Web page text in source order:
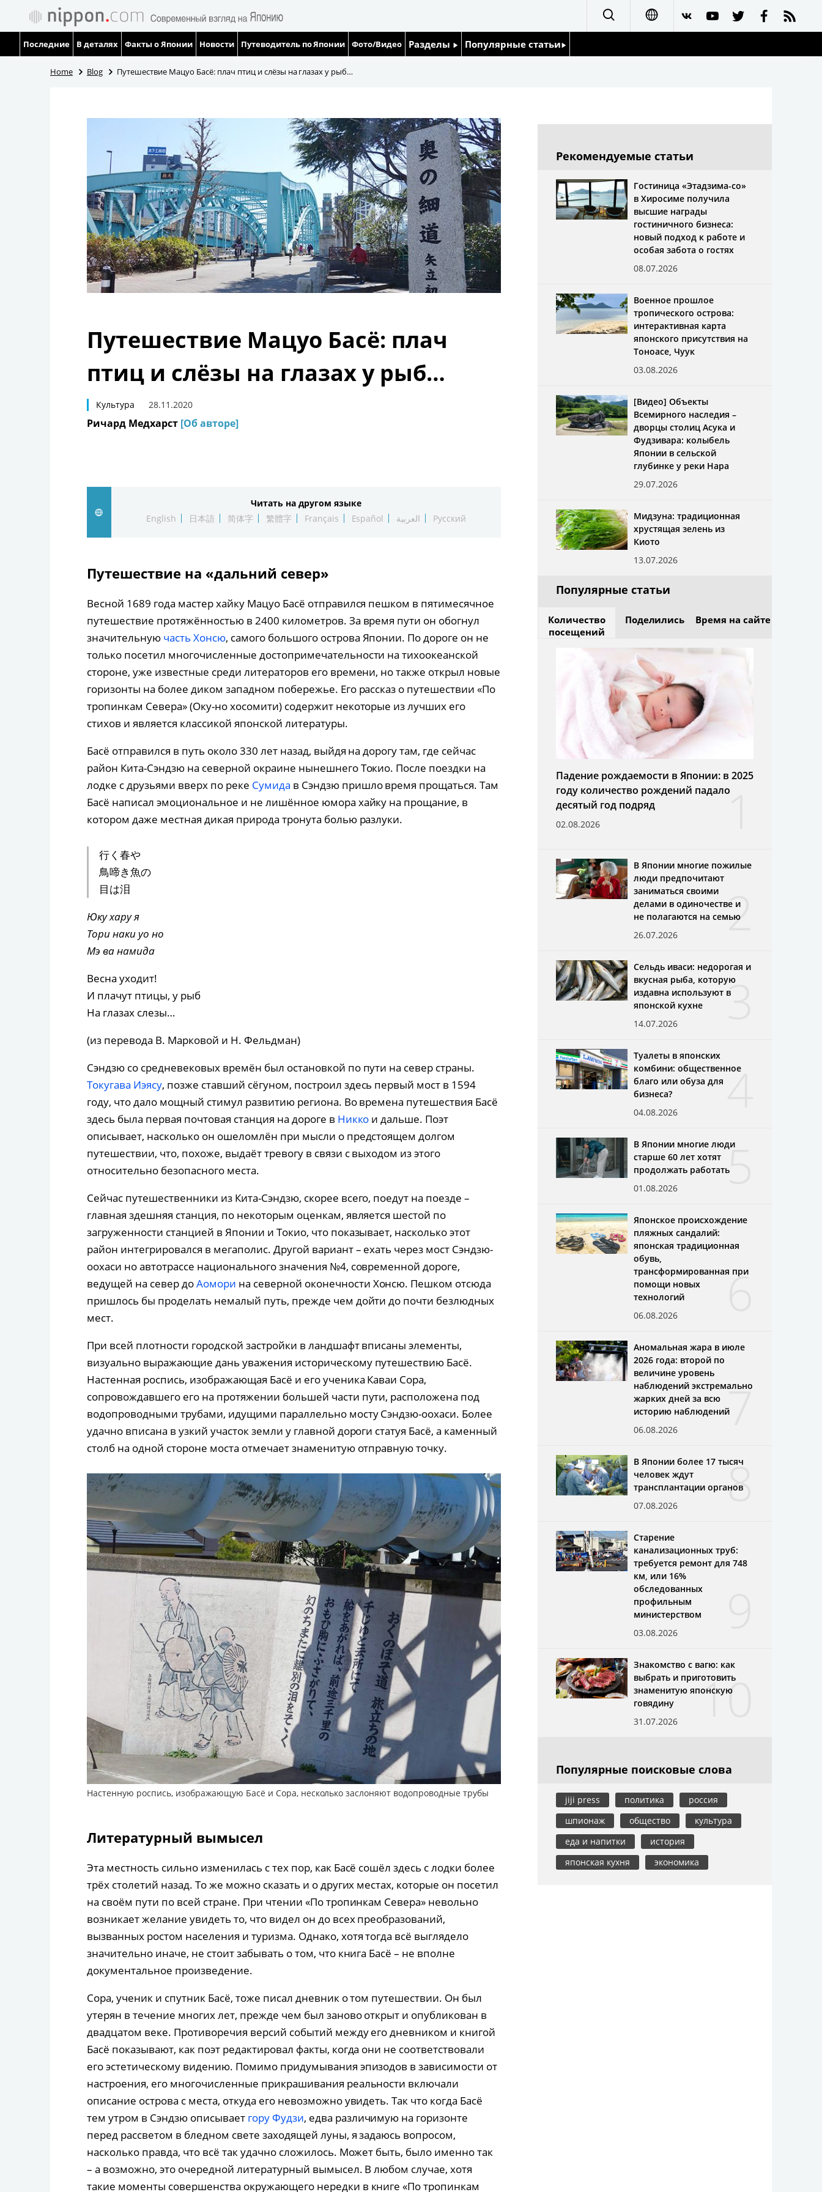
Español
العربية
Последние В деталях Факты о Японии Новости Путеводитель по Японии Фото/Видео Разделы
Политика
Экономика
Общество
Культура
Жизнь
Технологии
Популярные статьи
Семья
Еда и напитки
Home Blog Путешествие Мацуо Басё: плач птиц и слёзы на глазах у рыб…
Путешествие Мацуо Басё: плач
птиц и слёзы на глазах у рыб…
Культура 28.11.2020
Ричард Медхарст [Об авторе]
Читать на другом языке
English
日本語 简体字 繁體字 Français Español العربية Русский
Путешествие на «дальний север»
Весной 1689 года мастер хайку Мацуо Басё отправился пешком в пятимесячное
путешествие протяжённостью в 2400 километров. За время пути он обогнул
значительную часть Хонсю, самого большого острова Японии. По дороге он не
только посетил многочисленные достопримечательности на тихоокеанской
стороне, уже известные среди литераторов его времени, но также открыл новые
горизонты на более диком западном побережье. Его рассказ о путешествии «По
тропинкам Севера» (Оку-но хосомити) содержит некоторые из лучших его
стихов и является классикой японской литературы.
Басё отправился в путь около 330 лет назад, выйдя на дорогу там, где сейчас
район Кита-Сэндзю на северной окраине нынешнего Токио. После поездки на
лодке с друзьями вверх по реке Сумида в Сэндзю пришло время прощаться. Там
Басё написал эмоциональное и не лишённое юмора хайку на прощание, в
котором даже местная дикая природа тронута болью разлуки.
行く春や
鳥啼き魚の
目は泪
Юку хару я
Тори наки уо но
Мэ ва намида
Весна уходит!
И плачут птицы, у рыб
На глазах слезы…
(из перевода В. Марковой и Н. Фельдман)
Сэндзю со средневековых времён был остановкой по пути на север страны.
Токугава Иэясу, позже ставший сёгуном, построил здесь первый мост в 1594
году, что дало мощный стимул развитию региона. Во времена путешествия Басё
здесь была первая почтовая станция на дороге в Никко и дальше. Поэт
описывает, насколько он ошеломлён при мысли о предстоящем долгом
путешествии, что, похоже, выдаёт тревогу в связи с выходом из этого
относительно безопасного места.
Сейчас путешественники из Кита-Сэндзю, скорее всего, поедут на поезде –
главная здешняя станция, по некоторым оценкам, является шестой по
загруженности станцией в Японии и Токио, что показывает, насколько этот
район интегрировался в мегаполис. Другой вариант – ехать через мост Сэндзю-
оохаси но автотрассе национального значения №4, современной дороге,
ведущей на север доАомори на северной оконечности Хонсю. Пешком отсюда
пришлось бы проделать немалый путь, прежде чем дойти до почти безлюдных
мест.
При всей плотности городской застройки в ландшафт вписаны элементы,
визуально выражающие дань уважения историческому путешествию Басё.
Настенная роспись, изображающая Басё и его ученика Каваи Сора,
сопровождавшего его на протяжении большей части пути, расположена под
водопроводными трубами, идущими параллельно мосту Сэндзю-оохаси. Более
удачно вписана в узкий участок земли у главной дороги статуя Басё, а каменный
столб на одной стороне моста отмечает знаменитую отправную точку.
Настенную роспись, изображающую Басё и Сора, несколько заслоняют водопроводные трубы
Литературный вымысел
Эта местность сильно изменилась с тех пор, как Басё сошёл здесь с лодки более
трёх столетий назад. То же можно сказать и о других местах, которые он посетил
на своём пути по всей стране. При чтении «По тропинкам Севера» невольно
возникает желание увидеть то, что видел он до всех преобразований,
вызванных ростом населения и туризма. Однако, хотя тогда всё выглядело
значительно иначе, не стоит забывать о том, что книга Басё – не вполне
документальное произведение.
Сора, ученик и спутник Басё, тоже писал дневник о том путешествии. Он был
утерян в течение многих лет, прежде чем был заново открыт и опубликован в
двадцатом веке. Противоречия версий событий между его дневником и книгой
Басё показывают, как поэт редактировал факты, когда они не соответствовали
его эстетическому видению. Помимо придумывания эпизодов в зависимости от
настроения, его многочисленные прикрашивания реальности включали
описание острова с места, откуда его невозможно увидеть. Так что когда Басё
тем утром в Сэндзю описывает гору Фудзи, едва различимую на горизонте
перед рассветом в бледном свете заходящей луны, я задаюсь вопросом,
насколько правда, что всё так удачно сложилось. Может быть, было именно так
– а возможно, это очередной литературный вымысел. В любом случае, хотя
такие моменты совершенства окружающего нередки в книге «По тропинкам
Рекомендуемые статьи
Гостиница «Этадзима-со»
в Хиросиме получила
высшие награды
гостиничного бизнеса:
новый подход к работе и
особая забота о гостях
08.07.2026
Военное прошлое
тропического острова:
интерактивная карта
японского присутствия на
Тоноасе, Чуук
03.08.2026
[Видео] Объекты
Всемирного наследия –
дворцы столиц Асука и
Фудзивара: колыбель
Японии в сельской
глубинке у реки Нара
29.07.2026
Мидзуна: традиционная
хрустящая зелень из
Киото
13.07.2026
Популярные статьи
Количество
посещений
Поделились Время на сайте
1
Падение рождаемости в Японии: в 2025
году количество рождений падало
десятый год подряд
02.08.2026
2
В Японии многие пожилые
люди предпочитают
заниматься своими
делами в одиночестве и
не полагаются на семью
26.07.2026
3
Сельдь иваси: недорогая и
вкусная рыба, которую
издавна используют в
японской кухне
14.07.2026
4
Туалеты в японских
комбини: общественное
благо или обуза для
бизнеса?
04.08.2026
5
В Японии многие люди
старше 60 лет хотят
продолжать работать
01.08.2026
6
Японское происхождение
пляжных сандалий:
японская традиционная
обувь,
трансформированная при
помощи новых
технологий
06.08.2026
7
Аномальная жара в июле
2026 года: второй по
величине уровень
наблюдений экстремально
жарких дней за всю
историю наблюдений
06.08.2026
8
В Японии более 17 тысяч
человек ждут
трансплантации органов
07.08.2026
Старение
канализационных труб:
требуется ремонт для 748
км, или 16%
обследованных
профильным
министерством
03.08.2026
10
Знакомство с вагю: как
выбрать и приготовить
знаменитую японскую
говядину
31.07.2026
Популярные поисковые слова
jiji press политика
россия
шпионаж
общество
культура
еда и напитки
история
японская кухня
экономика